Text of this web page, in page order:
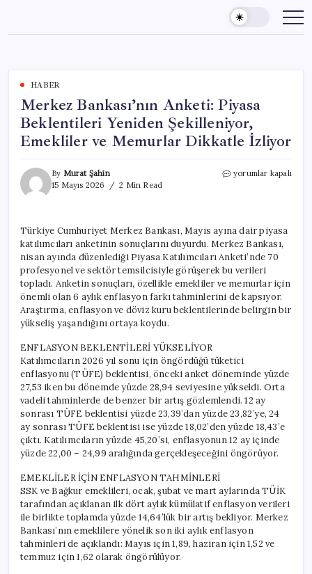
content
HABER
Merkez Bankası’nın Anketi: Piyasa
Beklentileri Yeniden Şekilleniyor,
Emekliler ve Memurlar Dikkatle İzliyor
By Murat Şahin
15 Mayıs 2026
2 Min Read
Merkez
Yeniden
Şekilleniyor,
Emekliler
ve
Memurlar
Dikkatle
İzliyor
için
yorumlar kapalı
Türkiye Cumhuriyet Merkez Bankası, Mayıs ayına dair piyasa
katılımcıları anketinin sonuçlarını duyurdu. Merkez Bankası,
nisan ayında düzenlediği Piyasa Katılımcıları Anketi’nde 70
profesyonel ve sektör temsilcisiyle görüşerek bu verileri
topladı. Anketin sonuçları, özellikle emekliler ve memurlar için
önemli olan 6 aylık enflasyon farkı tahminlerini de kapsıyor.
Araştırma, enflasyon ve döviz kuru beklentilerinde belirgin bir
yükseliş yaşandığını ortaya koydu.
ENFLASYON BEKLENTİLERİ YÜKSELİYOR
Katılımcıların 2026 yıl sonu için öngördüğü tüketici
enflasyonu (TÜFE) beklentisi, önceki anket döneminde yüzde
27,53 iken bu dönemde yüzde 28,94 seviyesine yükseldi. Orta
vadeli tahminlerde de benzer bir artış gözlemlendi. 12 ay
sonrası TÜFE beklentisi yüzde 23,39’dan yüzde 23,82’ye, 24
ay sonrası TÜFE beklentisi ise yüzde 18,02’den yüzde 18,43’e
çıktı. Katılımcıların yüzde 45,20’si, enflasyonun 12 ay içinde
yüzde 22,00 – 24,99 aralığında gerçekleşeceğini öngörüyor.
EMEKLİLER İÇİN ENFLASYON TAHMİNLERİ
SSK ve Bağkur emeklileri, ocak, şubat ve mart aylarında TÜİK
tarafından açıklanan ilk dört aylık kümülatif enflasyon verileri
ile birlikte toplamda yüzde 14,64’lük bir artış bekliyor. Merkez
Bankası’nın emeklilere yönelik son iki aylık enflasyon
tahminleri de açıklandı: Mayıs için 1,89, haziran için 1,52 ve
temmuz için 1,62 olarak öngörülüyor.